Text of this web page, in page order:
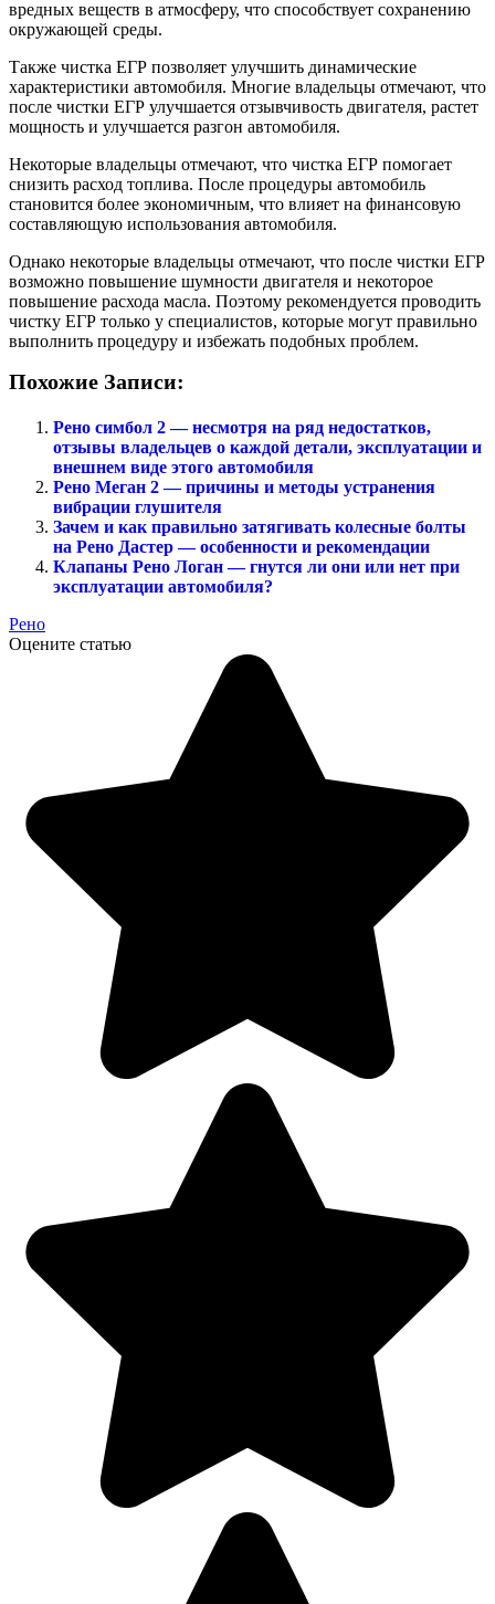
вредных веществ в атмосферу, что способствует сохранению
окружающей среды.
Также чистка ЕГР позволяет улучшить динамические
характеристики автомобиля. Многие владельцы отмечают, что
после чистки ЕГР улучшается отзывчивость двигателя, растет
мощность и улучшается разгон автомобиля.
Некоторые владельцы отмечают, что чистка ЕГР помогает
снизить расход топлива. После процедуры автомобиль
становится более экономичным, что влияет на финансовую
составляющую использования автомобиля.
Однако некоторые владельцы отмечают, что после чистки ЕГР
возможно повышение шумности двигателя и некоторое
повышение расхода масла. Поэтому рекомендуется проводить
чистку ЕГР только у специалистов, которые могут правильно
выполнить процедуру и избежать подобных проблем.
Похожие Записи:
Рено симбол 2 — несмотря на ряд недостатков,
отзывы владельцев о каждой детали, эксплуатации и
внешнем виде этого автомобиля
Рено Меган 2 — причины и методы устранения
вибрации глушителя
Зачем и как правильно затягивать колесные болты
на Рено Дастер — особенности и рекомендации
Клапаны Рено Логан — гнутся ли они или нет при
эксплуатации автомобиля?
Рено
Оцените статью